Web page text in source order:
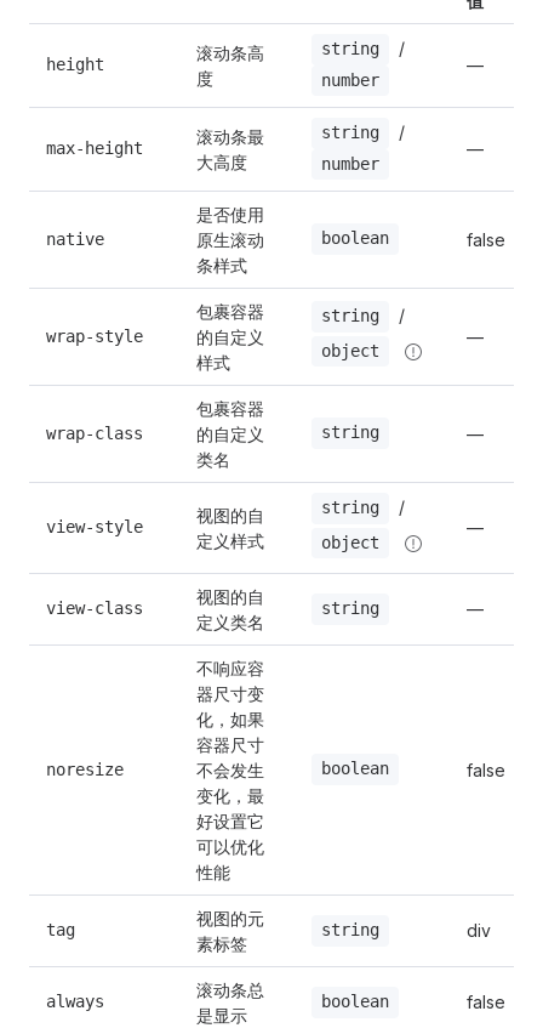
13
14
15
17
18
19
20
21
22
height
滚动条高
度
string /
number
—
max-height
滚动条最
大高度
string /
number
—
native
是否使用
原生滚动
条样式
boolean false
wrap-style
包裹容器
的自定义
样式
string /
object
—
wrap-class
包裹容器
的自定义
类名
string —
view-style
视图的自
定义样式
string /
object
—
view-class
视图的自
定义类名
string —
noresize
不响应容
器尺寸变
化，如果
容器尺寸
不会发生
变化，最
好设置它
可以优化
性能
boolean false
tag
视图的元
素标签
string div
always
滚动条总
是显示
boolean false